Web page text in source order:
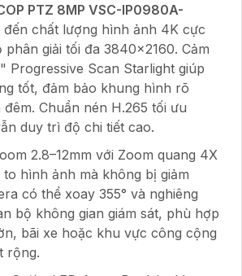
PTZ 8MP VSC-IP0980A-
đến chất lượng hình ảnh 4K cực
giải tối đa 3840x2160. Cảm
Progressive Scan Starlight giúp
tốt, đảm bảo khung hình rõ
Chuẩn nén H.265 tối ưu
duy trì độ chi tiết cao.
2.8–12mm với Zoom quang 4X
hình ảnh mà không bị giảm
có thể xoay 355° và nghiêng
bộ không gian giám sát, phù hợp
bãi xe hoặc khu vực công cộng
rộng.